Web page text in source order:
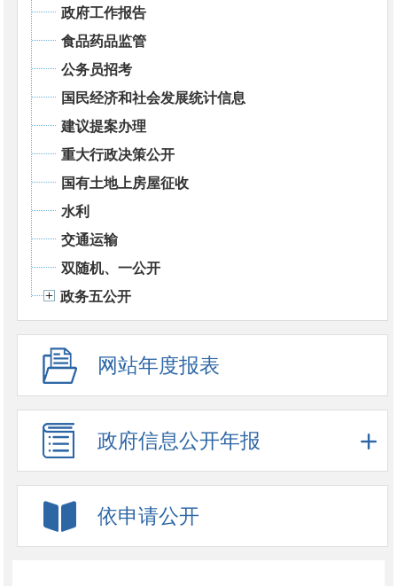
政府工作报告
食品药品监管
公务员招考
国民经济和社会发展统计信息
建议提案办理
重大行政决策公开
国有土地上房屋征收
水利
交通运输
双随机、一公开
政务五公开
网站年度报表
政府信息公开年报
依申请公开